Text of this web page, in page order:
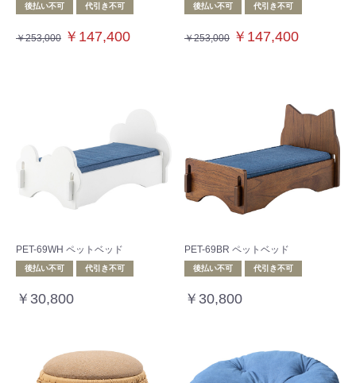
後払い不可 代引き不可
￥253,000 ￥147,400
後払い不可 代引き不可
￥253,000 ￥147,400
PET-69WH ペットベッド
後払い不可 代引き不可
￥30,800
PET-69BR ペットベッド
後払い不可 代引き不可
￥30,800